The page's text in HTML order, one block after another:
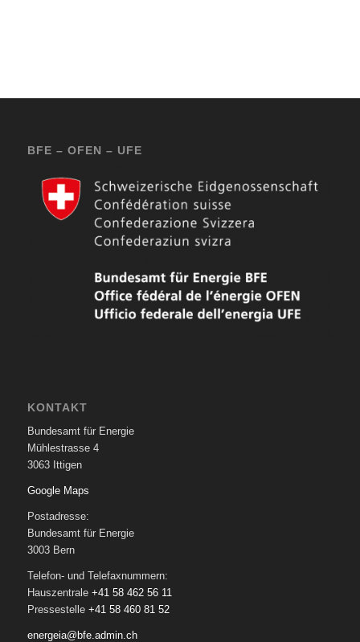
BFE – OFEN – UFE
KONTAKT
Bundesamt für Energie
Mühlestrasse 4
3063 Ittigen
Google Maps
Postadresse:
Bundesamt für Energie
3003 Bern
Telefon- und Telefaxnummern:
Hauszentrale +41 58 462 56 11
Pressestelle +41 58 460 81 52
energeia@bfe.admin.ch